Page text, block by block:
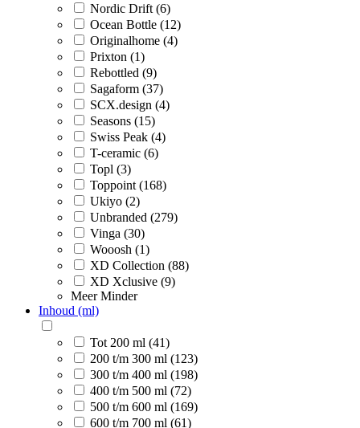
Nordic Drift (6)
Ocean Bottle (12)
Originalhome (4)
Prixton (1)
Rebottled (9)
Sagaform (37)
SCX.design (4)
Seasons (15)
Swiss Peak (4)
T-ceramic (6)
Topl (3)
Toppoint (168)
Ukiyo (2)
Unbranded (279)
Vinga (30)
Wooosh (1)
XD Collection (88)
XD Xclusive (9)
Meer Minder
Inhoud (ml)
Tot 200 ml (41)
200 t/m 300 ml (123)
300 t/m 400 ml (198)
400 t/m 500 ml (72)
500 t/m 600 ml (169)
600 t/m 700 ml (61)